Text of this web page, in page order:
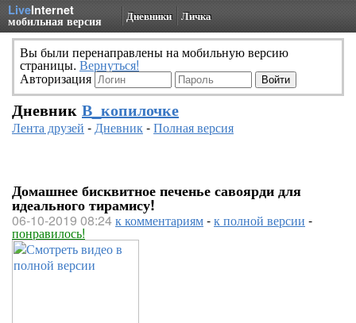
LiveInternet
мобильная версия Дневники Личка
Вы были перенаправлены на мобильную версию
страницы. Вернуться!
Авторизация
Дневник В_копилочке
Лента друзей -Дневник-Полная версия
Домашнее бисквитное печенье савоярди для
идеального тирамису!
06-10-2019 08:24к комментариям-к полной версии -
понравилось!